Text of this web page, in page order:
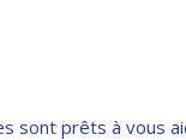
sont prêts à vous